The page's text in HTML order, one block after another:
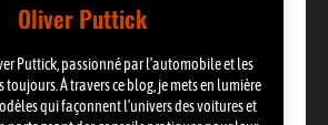
Oliver Puttick
Puttick, passionné par l’automobile et les
À travers ce blog, je mets en lumière
qui façonnent l’univers des voitures et